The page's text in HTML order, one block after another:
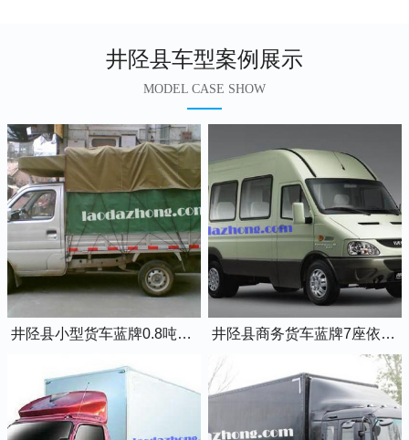
井陉县车型案例展示
MODEL CASE SHOW
井陉县小型货车蓝牌0.8吨小卡车 井陉县商务货车蓝牌7座依维柯全顺车